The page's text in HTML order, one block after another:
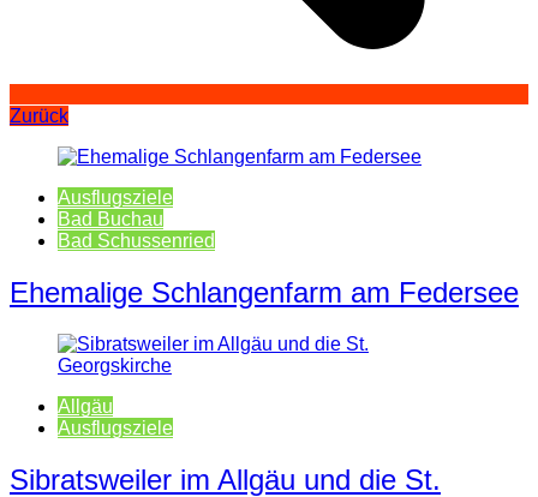
Zurück
Ausflugsziele
Bad Buchau
Bad Schussenried
Ehemalige Schlangenfarm am Federsee
Allgäu
Ausflugsziele
Sibratsweiler im Allgäu und die St.